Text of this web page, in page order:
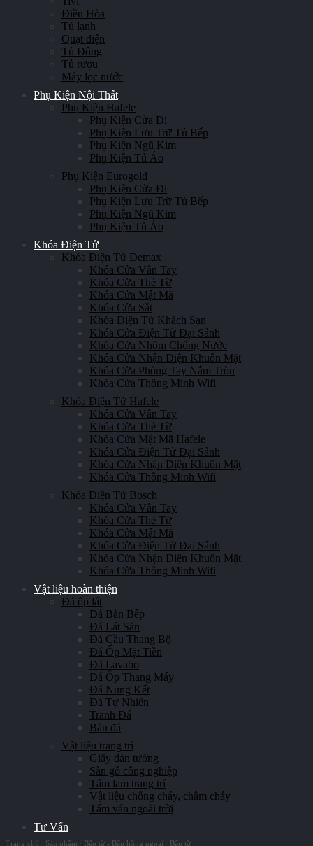
Điều Hòa
Tủ lạnh
Quạt điện
Tủ Đông
Tủ rượu
Máy lọc nước
Phụ Kiện Nội Thất
Phụ Kiện Hafele
Phụ Kiện Cửa Đi
Phụ Kiện Lưu Trữ Tủ Bếp
Phụ Kiện Ngũ Kim
Phụ Kiện Tủ Áo
Phụ Kiện Eurogold
Phụ Kiện Cửa Đi
Phụ Kiện Lưu Trữ Tủ Bếp
Phụ Kiện Ngũ Kim
Phụ Kiện Tủ Áo
Khóa Điện Tử
Khóa Điện Tử Demax
Khóa Cửa Vân Tay
Khóa Cửa Thẻ Từ
Khóa Cửa Mật Mã
Khóa Cửa Sắt
Khóa Điện Tử Khách Sạn
Khóa Cửa Điện Tử Đại Sảnh
Khóa Cửa Nhôm Chống Nước
Khóa Cửa Nhận Diện Khuôn Mặt
Khóa Cửa Phòng Tay Nắm Tròn
Khóa Cửa Thông Minh Wifi
Khóa Điện Tử Hafele
Khóa Cửa Vân Tay
Khóa Cửa Thẻ Từ
Khóa Cửa Mật Mã Hafele
Khóa Cửa Điện Tử Đại Sảnh
Khóa Cửa Nhận Diện Khuôn Mặt
Khóa Cửa Thông Minh Wifi
Khóa Điện Tử Bosch
Khóa Cửa Vân Tay
Khóa Cửa Thẻ Từ
Khóa Cửa Mật Mã
Khóa Cửa Điện Tử Đại Sảnh
Khóa Cửa Nhận Diện Khuôn Mặt
Khóa Cửa Thông Minh Wifi
Vật liệu hoàn thiện
Đá ốp lát
Đá Bàn Bếp
Đá Lát Sàn
Đá Cầu Thang Bộ
Đá Ốp Mặt Tiền
Đá Lavabo
Đá Ốp Thang Máy
Đá Nung Kết
Đá Tự Nhiên
Tranh Đá
Bàn đá
Vật liệu trang trí
Giấy dán tường
Sàn gỗ công nghiệp
Tấm lam trang trí
Vật liệu chống cháy, chậm cháy
Tấm ván ngoài trời
Tư Vấn
Trang chủ Sản phẩm Bếp từ - Bếp hồng ngoại Bếp từ